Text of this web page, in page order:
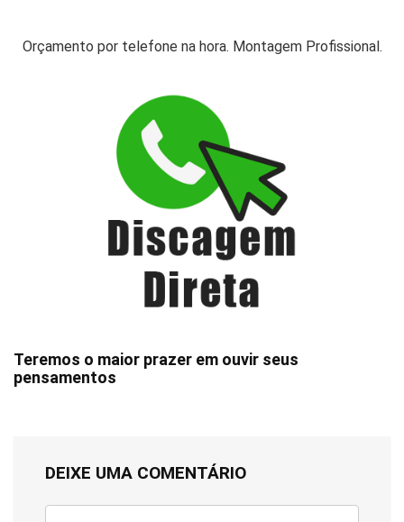
o
o
n A
p
Orçamento por telefone na hora. Montagem Profissional.
Teremos o maior prazer em ouvir seus
pensamentos
DEIXE UMA COMENTÁRIO